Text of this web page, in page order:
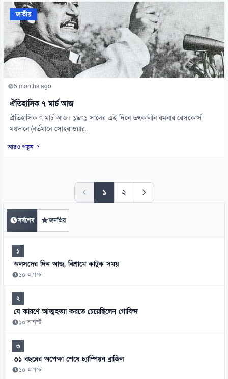
জাতীয়
5 months ago
ঐতিহাসিক ৭ মার্চ আজ
ঐতিহাসিক ৭ মার্চ আজ। ১৯৭১ সালের এই দিনে তৎকালীন রমনার রেসকোর্স
ময়দানে (বর্তমানে সোহরাওয়ার্...
আরও পড়ুন
১ ২
সর্বশেষ জনপ্রিয়
১
অলসদের দিন আজ, বিশ্রামে কাটুক সময়
১০ আগস্ট
২
যে কারণে আত্মহত্যা করতে চেয়েছিলেন গোবিন্দ
১০ আগস্ট
৩
৩১ বছরের অপেক্ষা শেষে চ্যাম্পিয়ন ব্রাজিল
১০ আগস্ট